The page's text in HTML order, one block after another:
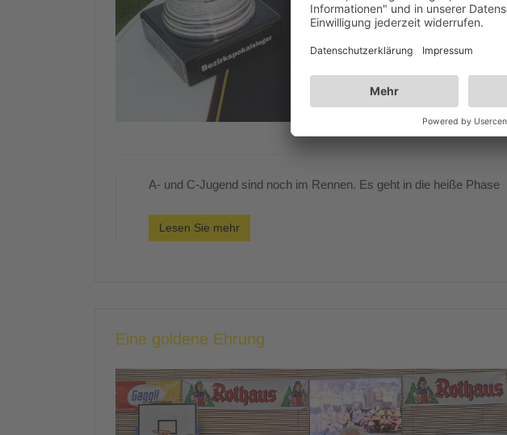
A- und C-Jugend sind noch im Rennen. Es geht in die heiße Phase
Lesen Sie mehr
Eine goldene Ehrung